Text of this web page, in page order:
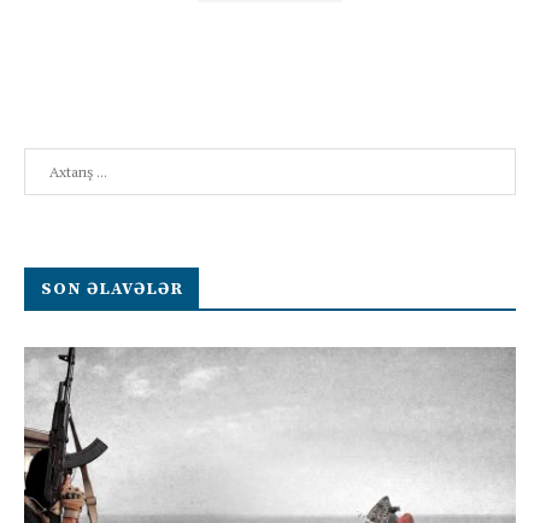
SON ƏLAVƏLƏR